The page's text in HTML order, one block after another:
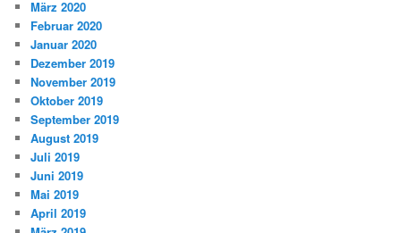
März 2020
Februar 2020
Januar 2020
Dezember 2019
November 2019
Oktober 2019
September 2019
August 2019
Juli 2019
Juni 2019
Mai 2019
April 2019